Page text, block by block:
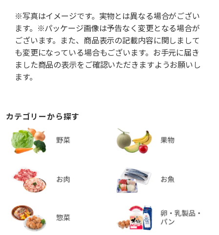
※写真はイメージです。実物とは異なる場合がござい
ます。※パッケージ画像は予告なく変更となる場合が
ございます。また、商品表示の記載内容に関しまして
も変更になっている場合もございます。お手元に届き
ました商品の表示をご確認いただきますようお願いし
ます。
カテゴリーから探す